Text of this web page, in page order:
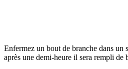
Enfermez un bout de branche dans un
après une demi-heure il sera rempli de